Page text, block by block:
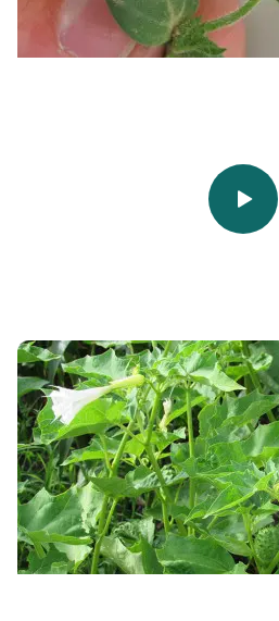
Vidéo - Connaître la
mieux le combattre dans le
Concurrentiel mais surtout
mauvaise herbe à proscrire des...
02 AVR. 2020